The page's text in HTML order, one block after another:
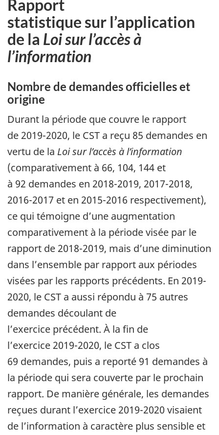
Rapport
statistique sur l’application
de la Loi sur l’accès à
l’information
Nombre de demandes officielles et
origine
Durant la période que couvre le rapport
de 2019-2020, le CST a reçu 85 demandes en
vertu de la Loi sur l’accès à l’information
(comparativement à 66, 104, 144 et
à 92 demandes en 2018-2019, 2017-2018,
2016-2017 et en 2015-2016 respectivement),
ce qui témoigne d’une augmentation
comparativement à la période visée par le
rapport de 2018-2019, mais d’une diminution
dans l’ensemble par rapport aux périodes
visées par les rapports précédents. En 2019-
2020, le CST a aussi répondu à 75 autres
demandes découlant de
l’exercice précédent. À la fin de
l’exercice 2019-2020, le CST a clos
69 demandes, puis a reporté 91 demandes à
la période qui sera couverte par le prochain
rapport. De manière générale, les demandes
reçues durant l’exercice 2019-2020 visaient
de l’information à caractère plus sensible et